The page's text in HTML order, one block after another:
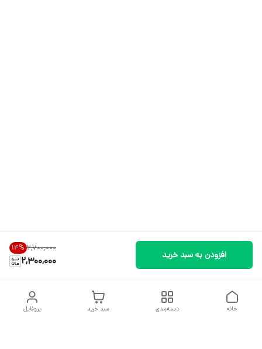
۲٬۷۰۰٬۰۰۰ 14%
2,300,000 افزودن به سبد خرید
پروفایل سبد خرید دسته‌بندی خانه